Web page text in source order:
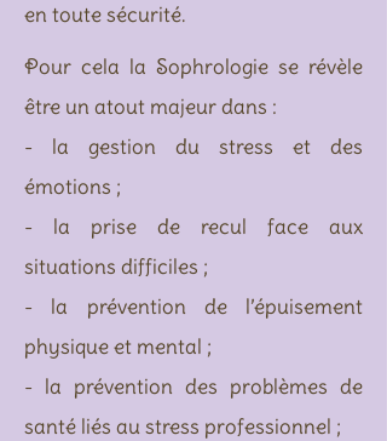
en toute sécurité.
Pour cela la Sophrologie se révèle
être un atout majeur dans :
- la gestion du stress et des
émotions ;
- la prise de recul face aux
situations difficiles ;
- la prévention de l’épuisement
physique et mental ;
- la prévention des problèmes de
santé liés au stress professionnel ;